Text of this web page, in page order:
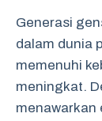
Generasi
dalam dunia
memenuhi
meningkat.
menawarkan